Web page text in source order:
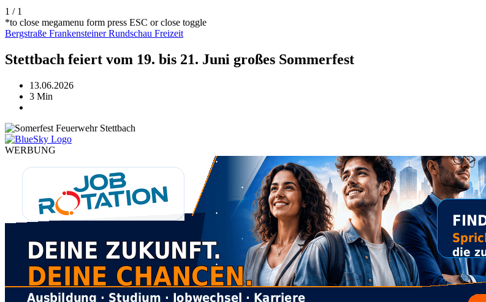
1 / 1
*to close megamenu form press ESC or close toggle
Bergstraße Frankensteiner Rundschau Freizeit
Stettbach feiert vom 19. bis 21. Juni großes Sommerfest
13.06.2026
3 Min
WERBUNG